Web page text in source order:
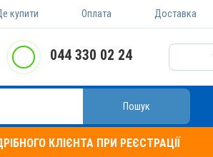
купити Оплата Доставка
044 330 02 24
Пошук
КЛІЄНТА ПРИ РЕЄСТРАЦІЇ